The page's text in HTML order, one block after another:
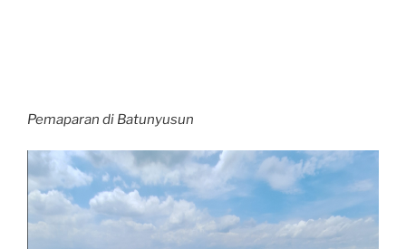
Pemaparan di Batunyusun